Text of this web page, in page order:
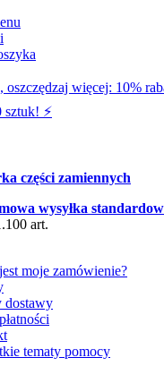
oszczędzaj więcej: 10%
⚡️
części zamiennych
wysyłka
art.
moje zamówienie?
dostawy
tematy pomocy